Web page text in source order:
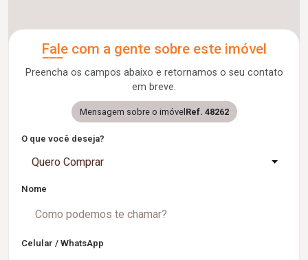
Fale com a gente sobre este imóvel
Preencha os campos abaixo e retornamos o seu contato
em breve.
Mensagem sobre o imóvel Ref. 48262
O que você deseja?
Quero Comprar
Nome
Celular / WhatsApp